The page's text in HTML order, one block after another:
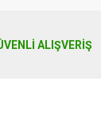
ALIŞVERİŞ